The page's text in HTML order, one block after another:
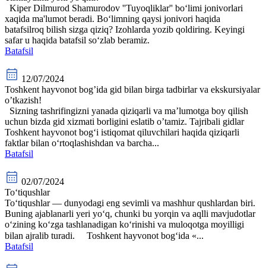
Kiper Dilmurod Shamurodov ''Tuyoqliklar'' bo‘limi jonivorlari
xaqida ma'lumot beradi. Bo‘limning qaysi jonivori haqida
batafsilroq bilish sizga qiziq? Izohlarda yozib qoldiring. Keyingi
safar u haqida batafsil so‘zlab beramiz.
Batafsil
12/07/2024
Toshkent hayvonot bog’ida gid bilan birga tadbirlar va ekskursiyalar
o’tkazish!
Sizning tashrifingizni yanada qiziqarli va ma’lumotga boy qilish
uchun bizda gid xizmati borligini eslatib o’tamiz. Tajribali gidlar
Toshkent hayvonot bog‘i istiqomat qiluvchilari haqida qiziqarli
faktlar bilan o‘rtoqlashishdan va barcha...
Batafsil
02/07/2024
To‘tiqushlar
To‘tiqushlar — dunyodagi eng sevimli va mashhur qushlardan biri.
Buning ajablanarli yeri yo‘q, chunki bu yorqin va aqlli mavjudotlar
o‘zining ko‘zga tashlanadigan ko‘rinishi va muloqotga moyilligi
bilan ajralib turadi. ⠀ Toshkent hayvonot bog‘ida «...
Batafsil